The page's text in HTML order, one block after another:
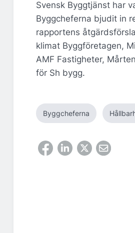
Svensk Byggtjänst har
Byggcheferna bjudit in
rapportens
klimat Byggföretagen,
AMF Fastigheter,
för Sh bygg.
Byggcheferna